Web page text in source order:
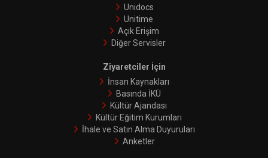
Unidocs
Unitime
Açık Erişim
Diğer Servisler
Ziyaretciler İçin
İnsan Kaynakları
Basında İKÜ
Kültür Ajandası
Kültür Eğitim Kurumları
İhale ve Satın Alma Duyuruları
Anketler